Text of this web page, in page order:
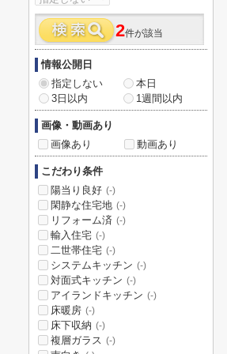
2件が該当
情報公開日
指定しない
本日
3日以内
1週間以内
画像・動画あり
画像あり
動画あり
こだわり条件
陽当り良好 (-)
閑静な住宅地 (-)
リフォーム済 (-)
輸入住宅 (-)
二世帯住宅 (-)
システムキッチン (-)
対面式キッチン (-)
アイランドキッチン (-)
床暖房 (-)
床下収納 (-)
複層ガラス (-)